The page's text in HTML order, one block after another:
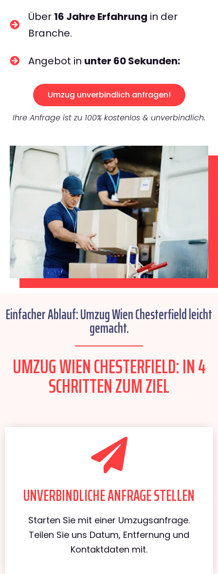
Über 16 Jahre Erfahrung in der
Branche.
Angebot in unter 60 Sekunden:
Umzug unverbindlich anfragen!
Ihre Anfrage ist zu 100% kostenlos & unverbindlich.
Einfacher Ablauf: Umzug Wien Chesterfield leicht
gemacht.
UMZUG WIEN CHESTERFIELD: IN 4
SCHRITTEN ZUM ZIEL
UNVERBINDLICHE ANFRAGE STELLEN
Starten Sie mit einer Umzugsanfrage.
Teilen Sie uns Datum, Entfernung und
Kontaktdaten mit.